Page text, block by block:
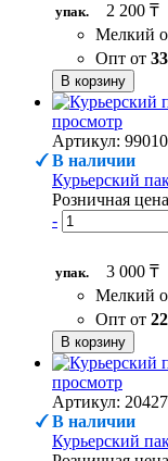
упак.
2 200 ₸
Мелкий
Опт от 33
В корзину
просмотр
Артикул:
В наличии
Курьерский
Розничная
-
упак.
3 000 ₸
Мелкий
Опт от 22
В корзину
просмотр
Артикул:
В наличии
Курьерский